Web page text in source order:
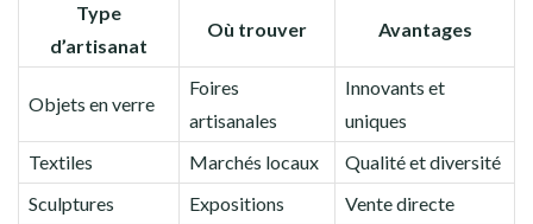
Type
d’artisanat
Où trouver Avantages
Objets en verre
Foires
artisanales
Innovants et
uniques
Textiles
Marchés locaux
Qualité et diversité
Sculptures
Expositions Vente directe